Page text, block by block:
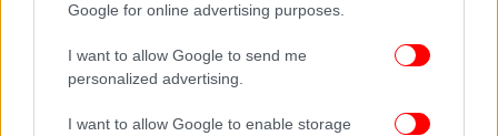
Google for online advertising purposes.
I want to allow Google to send me
personalized advertising.
I want to allow Google to enable storage